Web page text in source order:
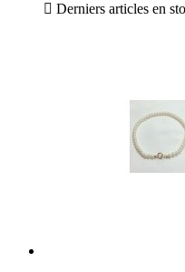
 Derniers articles en